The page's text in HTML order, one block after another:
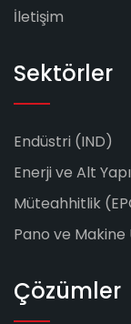
İletişim
Sektörler
Endüstri (IND)
Enerji ve Alt
Müteahhitlik
Pano ve
Çözümler